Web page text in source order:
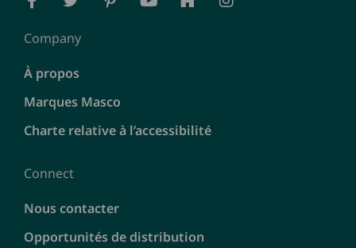
Company
À propos
Marques Masco
Charte relative à l’accessibilité
Connect
Nous contacter
Opportunités de distribution